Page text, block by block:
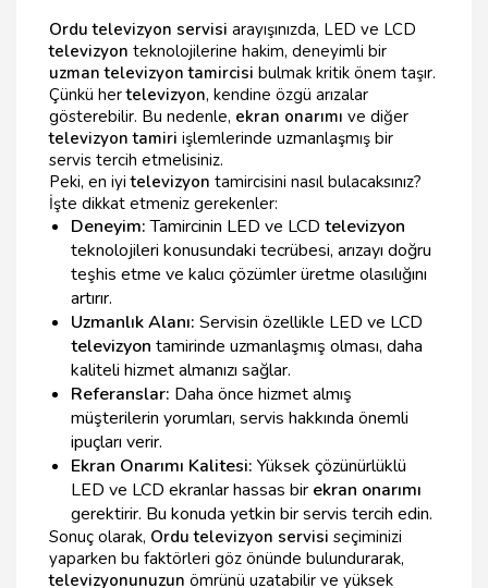
Ordu televizyon servisi arayışınızda, LED ve LCD
televizyon teknolojilerine hakim, deneyimli bir
uzman televizyon tamircisi bulmak kritik önem taşır.
Çünkü hertelevizyon, kendine özgü arızalar
gösterebilir. Bu nedenle, ekran onarımı ve diğer
televizyon tamiri işlemlerinde uzmanlaşmış bir
servis tercih etmelisiniz.
Peki, en iyitelevizyon tamircisini nasıl bulacaksınız?
İşte dikkat etmeniz gerekenler:
Deneyim:Tamircinin LED ve LCD televizyon
teknolojileri konusundaki tecrübesi, arızayı doğru
teşhis etme ve kalıcı çözümler üretme olasılığını
artırır.
Uzmanlık Alanı: Servisin özellikle LED ve LCD
televizyon tamirinde uzmanlaşmış olması, daha
kaliteli hizmet almanızı sağlar.
Referanslar: Daha önce hizmet almış
müşterilerin yorumları, servis hakkında önemli
ipuçları verir.
Ekran Onarımı Kalitesi: Yüksek çözünürlüklü
LED ve LCD ekranlar hassas bir ekran onarımı
gerektirir. Bu konuda yetkin bir servis tercih edin.
Sonuç olarak, Ordu televizyon servisi seçiminizi
yaparken bu faktörleri göz önünde bulundurarak,
televizyonunuzun ömrünü uzatabilir ve yüksek